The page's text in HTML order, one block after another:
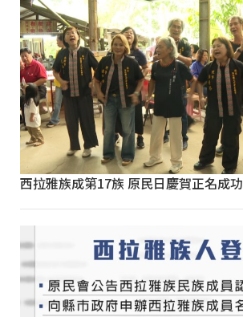
西拉雅族成第17族 原民日慶賀正名成功